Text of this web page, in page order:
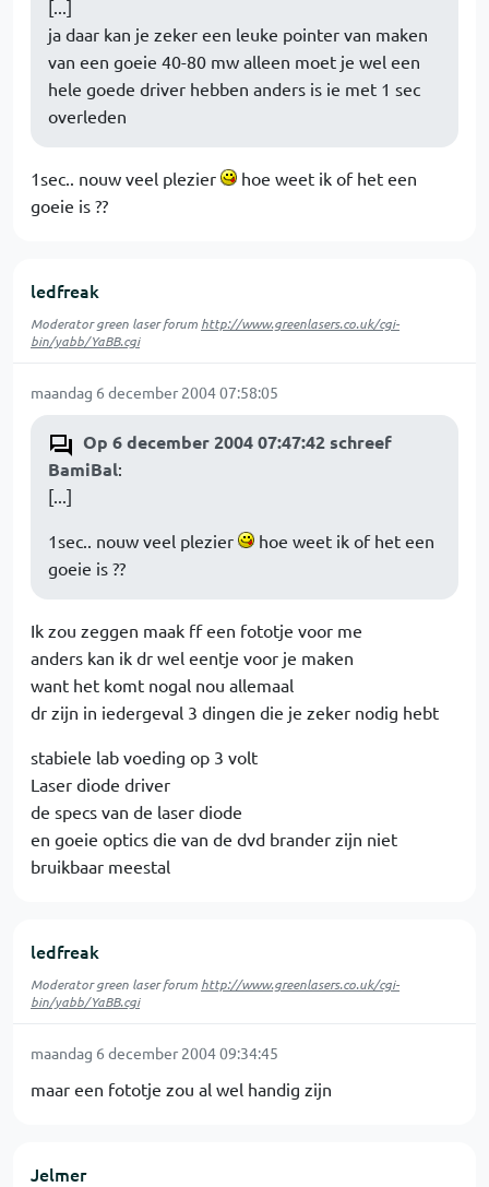
[...]
ja daar kan je zeker een leuke pointer van maken
van een goeie 40-80 mw alleen moet je wel een
hele goede driver hebben anders is ie met 1 sec
overleden
1sec.. nouw veel plezier
hoe weet ik of het een
goeie is ??
ledfreak
Moderator green laser forum http://www.greenlasers.co.uk/cgi-
bin/yabb/YaBB.cgi
maandag 6 december 2004 07:58:05
Op 6 december 2004 07:47:42 schreef
BamiBal:
[...]
1sec.. nouw veel plezier
hoe weet ik of het een
goeie is ??
Ik zou zeggen maak ff een fototje voor me
anders kan ik dr wel eentje voor je maken
want het komt nogal nou allemaal
dr zijn in iedergeval 3 dingen die je zeker nodig hebt
stabiele lab voeding op 3 volt
Laser diode driver
de specs van de laser diode
en goeie optics die van de dvd brander zijn niet
bruikbaar meestal
ledfreak
Moderator green laser forum http://www.greenlasers.co.uk/cgi-
bin/yabb/YaBB.cgi
maandag 6 december 2004 09:34:45
maar een fototje zou al wel handig zijn
Jelmer